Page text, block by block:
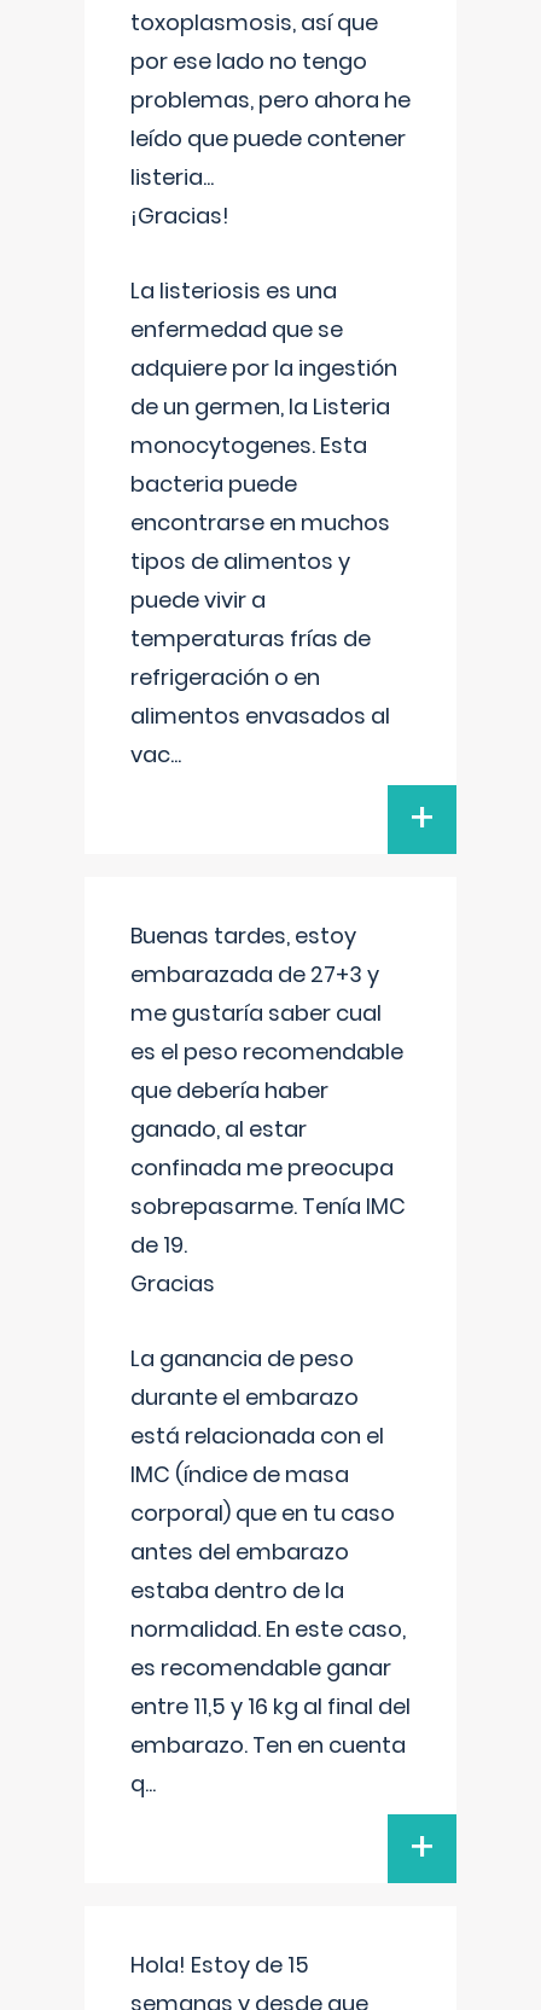
toxoplasmosis, así que
por ese lado no tengo
problemas, pero ahora he
leído que puede contener
listeria...
¡Gracias!
La listeriosis es una
enfermedad que se
adquiere por la ingestión
de un germen, la Listeria
monocytogenes. Esta
bacteria puede
encontrarse en muchos
tipos de alimentos y
puede vivir a
temperaturas frías de
refrigeración o en
alimentos envasados al
vac...
+
Buenas tardes, estoy
embarazada de 27+3 y
me gustaría saber cual
es el peso recomendable
que debería haber
ganado, al estar
confinada me preocupa
sobrepasarme. Tenía IMC
de 19.
Gracias
La ganancia de peso
durante el embarazo
está relacionada con el
IMC (índice de masa
corporal) que en tu caso
antes del embarazo
estaba dentro de la
normalidad. En este caso,
es recomendable ganar
entre 11,5 y 16 kg al final del
embarazo. Ten en cuenta
q...
+
Hola! Estoy de 15
semanas y desde que